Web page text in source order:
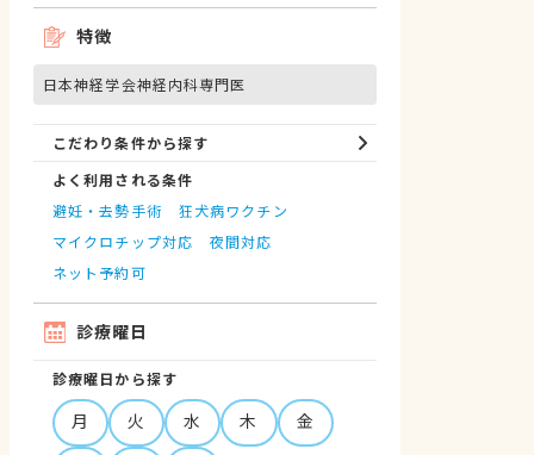
特徴
日本神経学会神経内科専門医
こだわり条件から探す
よく利用される条件
避妊・去勢手術
狂犬病ワクチン
マイクロチップ対応
夜間対応
ネット予約可
診療曜日
診療曜日から探す
月 火 水 木
金